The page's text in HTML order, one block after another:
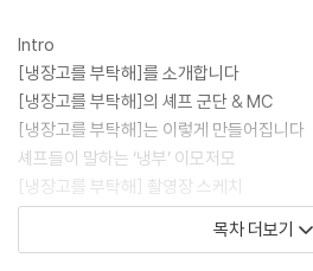
Intro
[냉장고를 부탁해]를 소개합니다
[냉장고를 부탁해]의 셰프 군단 & MC
[냉장고를 부탁해]는 이렇게 만들어집니다
셰프들이 말하는 ‘냉부’ 이모저모
[냉장고를 부탁해] 촬영장 스케치
[냉장고를 부탁해] 최고의 인기 메뉴
: 셰프가 뽑은 최고의 메뉴 10 | ‘냉부’ 제작
목차 더보기